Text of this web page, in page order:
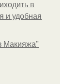
в
и удобная
Макияжа"